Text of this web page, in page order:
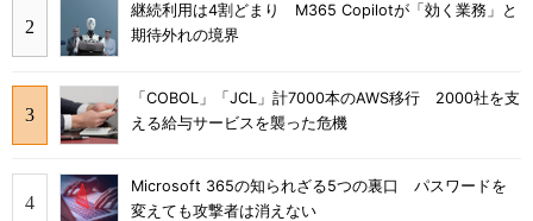
継続利用は4割どまり M365 Copilotが「効く業務」と
期待外れの境界
「COBOL」「JCL」計7000本のAWS移行 2000社を支
える給与サービスを襲った危機
Microsoft 365の知られざる5つの裏口 パスワードを
変えても攻撃者は消えない